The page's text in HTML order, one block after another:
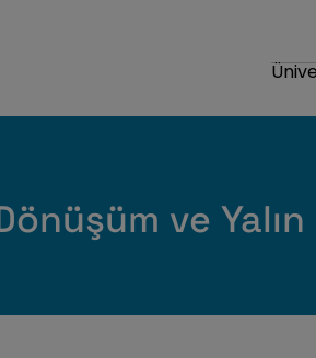
ve Yalın